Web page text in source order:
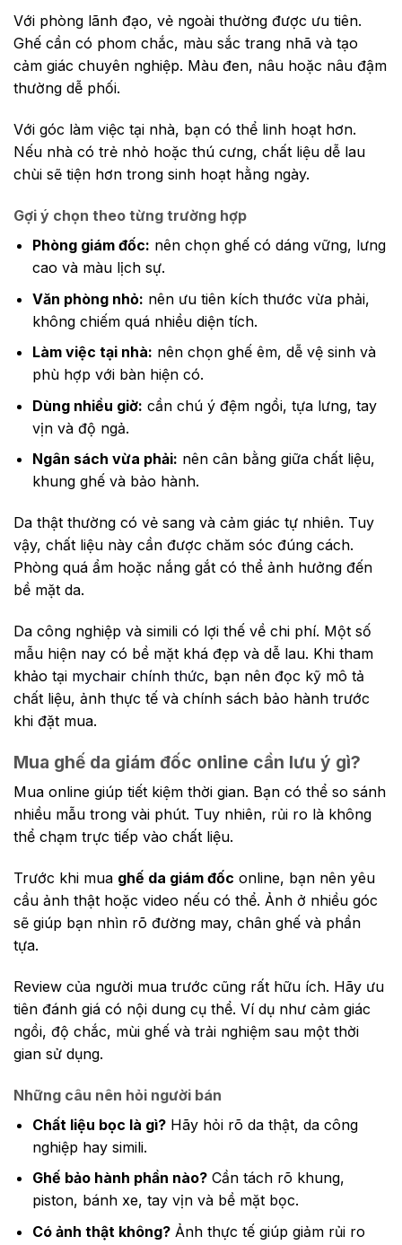
Với phòng lãnh đạo, vẻ ngoài thường được ưu tiên.
Ghế cần có phom chắc, màu sắc trang nhã và tạo
cảm giác chuyên nghiệp. Màu đen, nâu hoặc nâu đậm
thường dễ phối.
Với góc làm việc tại nhà, bạn có thể linh hoạt hơn.
Nếu nhà có trẻ nhỏ hoặc thú cưng, chất liệu dễ lau
chùi sẽ tiện hơn trong sinh hoạt hằng ngày.
Gợi ý chọn theo từng trường hợp
Phòng giám đốc: nên chọn ghế có dáng vững, lưng
cao và màu lịch sự.
Văn phòng nhỏ: nên ưu tiên kích thước vừa phải,
không chiếm quá nhiều diện tích.
Làm việc tại nhà: nên chọn ghế êm, dễ vệ sinh và
phù hợp với bàn hiện có.
Dùng nhiều giờ: cần chú ý đệm ngồi, tựa lưng, tay
vịn và độ ngả.
Ngân sách vừa phải: nên cân bằng giữa chất liệu,
khung ghế và bảo hành.
Da thật thường có vẻ sang và cảm giác tự nhiên. Tuy
vậy, chất liệu này cần được chăm sóc đúng cách.
Phòng quá ẩm hoặc nắng gắt có thể ảnh hưởng đến
bề mặt da.
Da công nghiệp và simili có lợi thế về chi phí. Một số
mẫu hiện nay có bề mặt khá đẹp và dễ lau. Khi tham
khảo tại mychair chính thức, bạn nên đọc kỹ mô tả
chất liệu, ảnh thực tế và chính sách bảo hành trước
khi đặt mua.
Mua ghế da giám đốc online cần lưu ý gì?
Mua online giúp tiết kiệm thời gian. Bạn có thể so sánh
nhiều mẫu trong vài phút. Tuy nhiên, rủi ro là không
thể chạm trực tiếp vào chất liệu.
Trước khi mua ghế da giám đốc online, bạn nên yêu
cầu ảnh thật hoặc video nếu có thể. Ảnh ở nhiều góc
sẽ giúp bạn nhìn rõ đường may, chân ghế và phần
tựa.
Review của người mua trước cũng rất hữu ích. Hãy ưu
tiên đánh giá có nội dung cụ thể. Ví dụ như cảm giác
ngồi, độ chắc, mùi ghế và trải nghiệm sau một thời
gian sử dụng.
Những câu nên hỏi người bán
Chất liệu bọc là gì?Hãy hỏi rõ da thật, da công
nghiệp hay simili.
Ghế bảo hành phần nào?Cần tách rõ khung,
piston, bánh xe, tay vịn và bề mặt bọc.
Có ảnh thật không?Ảnh thực tế giúp giảm rủi ro